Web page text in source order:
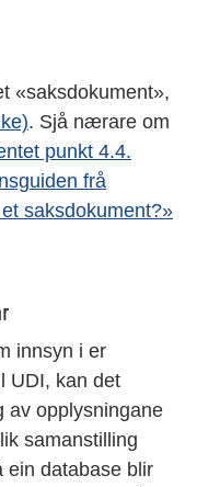
«saksdokument»,
. Sjå nærare om
punkt 4.4.
frå
saksdokument?»
innsyn i er
UDI, kan det
av opplysningane
samanstilling
ein database blir